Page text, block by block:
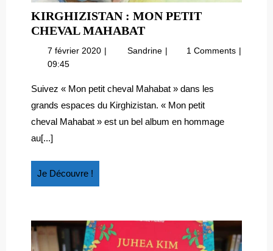
KIRGHIZISTAN : MON PETIT
CHEVAL MAHABATKIRGHIZISTAN
:
MON
CHEVAL
MAHABAT
7 février 2020 7
Sandrine Kirghizistan
petit
cheval
Mahabat
1 Comments
09:45
Suivez « Mon petit cheval Mahabat » dans les
grands espaces du Kirghizistan. « Mon petit
cheval Mahabat » est un bel album en hommage
au[...]
Je Découvre !
Découvre